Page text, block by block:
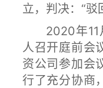
立，判决：“驳
2020年11
人召开庭前会
资公司参加会
行了充分协商